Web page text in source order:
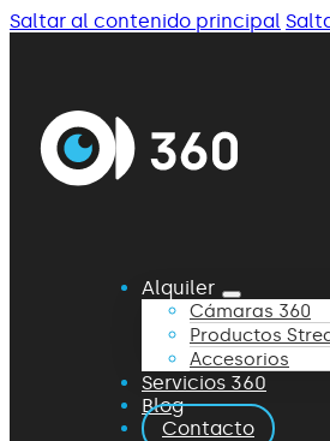
Saltar al contenido principal
Alquiler
Cámaras 360
Productos
Accesorios
Servicios 360
Blog
Contacto